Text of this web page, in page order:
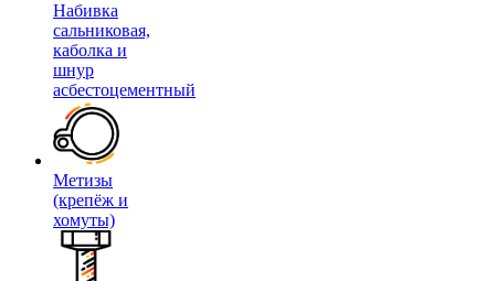
Набивка
сальниковая,
каболка и
шнур
асбестоцементный
Метизы
(крепёж и
хомуты)